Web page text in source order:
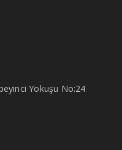
Yokuşu No:24